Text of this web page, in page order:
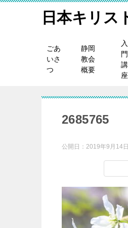
日本キリス
ごあ
いさ
つ
静岡
教会
概要
入
門
講
座
2685765
公開日： 2019年9月14日